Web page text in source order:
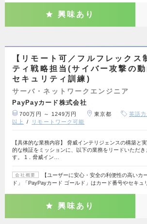
興味あり
【リモート可／フルフレックス
ティ戦略担当(サイバー攻撃の
セキュリティ訓練)
サーバ・ネットワークエンジニア
PayPayカード株式会社
700万円 ～ 1249万円 東京都 英語
以上
リモートワーク可能
【具体的な業務内容】 脅威インテリジェンスの構築と
的な検証をミッションに、以下の業務をリードいただき
す。 1．脅威イン…
会社概要
【ユーザーに安心・安全の利便性の高いカ
ド」「PayPayカード ゴールド」はカード番号やセキュ
興味あり